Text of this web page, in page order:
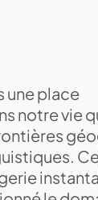
une place
notre vie